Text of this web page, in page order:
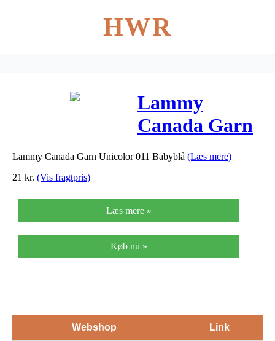
HWR
Lammy
Canada Garn
Unicolor 011
Lammy Canada Garn Unicolor 011 Babyblå (Læs mere)
21 kr. (Vis fragtpris)
Læs mere »
Køb nu »
Webshop Link